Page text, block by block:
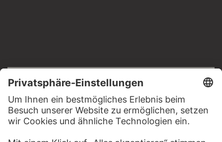
Impressum
Datenschutz
Copyright © 2026 Städel Museum
All rights reserved.